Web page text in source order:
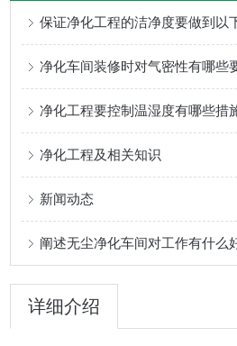
保证净化工程的洁净度要做到以
净化车间装修时对气密性有哪些
净化工程要控制温湿度有哪些措
净化工程及相关知识
新闻动态
阐述无尘净化车间对工作有什么
详细介绍